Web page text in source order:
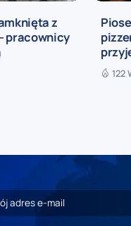
z
pracownicy
122